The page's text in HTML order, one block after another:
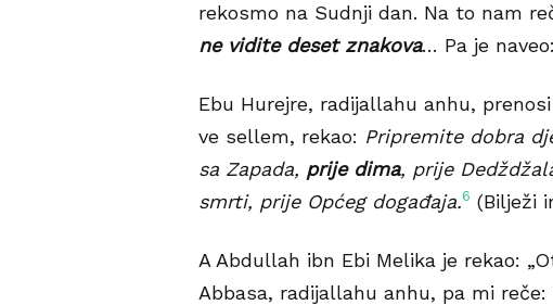
rekosmo na Sudnji dan. Na to nam
ne vidite deset znakova… Pa je naveo:
Ebu Hurejre, radijallahu anhu,
ve sellem, rekao: Pripremite dobra
sa Zapada, prije dima, prije
smrti, prije Općeg događaja.6 (Bilježi
A Abdullah ibn Ebi Melika je rekao:
Abbasa, radijallahu anhu, pa mi